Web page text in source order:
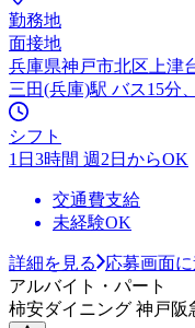
勤務地
面接地
兵庫県神戸市北区上津
三田(兵庫)駅 バス15分
シフト
1日3時間 週2日からOK
交通費支給
未経験OK
詳細を見る
応募画面
アルバイト・パート
柿安ダイニング 神戸阪